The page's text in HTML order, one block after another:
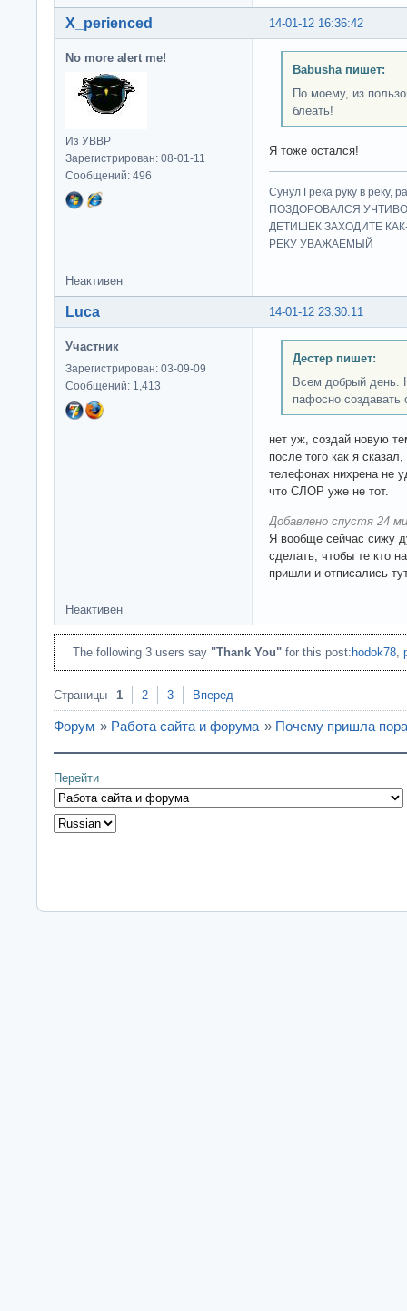
14-01-12 16:36:42
X_perienced
No more alert me!
Из УВВР
Зарегистрирован: 08-01-11
Сообщений: 496
Babusha пишет:
По моему, из
блеать!
Я тоже остался!
Сунул Грека руку в
ПОЗДОРОВАЛСЯ
ДЕТИШЕК ЗАХОДИТЕ
РЕКУ УВАЖАЕМЫЙ
Неактивен
14-01-12 23:30:11
Luca
Участник
Зарегистрирован: 03-09-09
Сообщений: 1,413
Дестер пишет:
Всем добрый день.
пафосно создавать
нет уж, создай новую
после того как я
телефонах нихрена не
что СЛОР уже не тот.
Добавлено спустя 24
Я вообще сейчас сижу
сделать, чтобы те кто
пришли и отписались
Неактивен
The following 3 users say "Thank You" for this post: hodok78,
Страницы 1 2 3 Вперед
Форум » Работа сайта и форума » Почему пришла
Перейти